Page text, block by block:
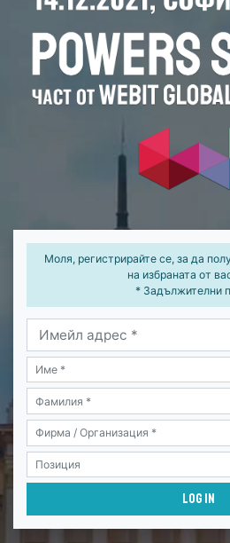
Моля, регистрирайте се, за да
на избраната от
* Задължителни